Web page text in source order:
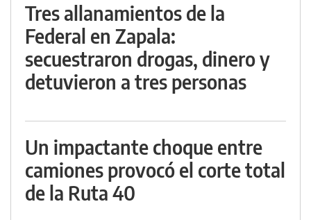
Tres allanamientos de la
Federal en Zapala:
secuestraron drogas, dinero y
detuvieron a tres personas
Un impactante choque entre
camiones provocó el corte total
de la Ruta 40